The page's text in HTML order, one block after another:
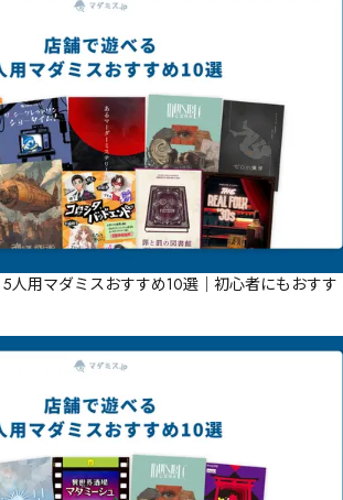
5人用マダミスおすすめ10選｜初心者にもおすす